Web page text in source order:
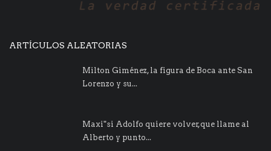
ARTÍCULOS ALEATORIAS
Milton Giménez, la figura de Boca ante San
Lorenzo y su...
Maxi"si Adolfo quiere volver,que llame al
Alberto y punto...